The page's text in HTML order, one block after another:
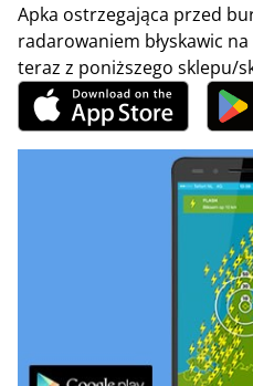
Apka ostrzegająca przed
radarowaniem błyskawic
teraz z poniższego sklepu/